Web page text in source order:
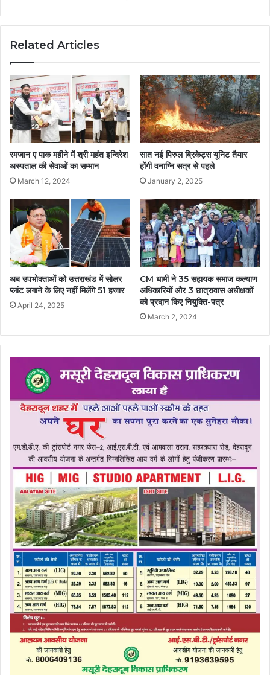
Related Articles
रमजान ए पाक महीने में श्री महंत इन्दिरेश
अस्पताल की सेवाओं का सम्मान
March 12, 2024
सात नई पिरुल ब्रिकेट्स यूनिट तैयार
होंगी वनाग्नि सत्र से पहले
January 2, 2025
अब उपभोक्ताओं को उत्तराखंड में सोलर
प्लांट लगाने के लिए नहीं मिलेंगे 51 हजार
April 24, 2025
CM धामी ने 35 सहायक समाज कल्याण
अधिकारियों और 3 छात्रावास अधीक्षकों
को प्रदान किए नियुक्ति-पत्र
March 2, 2024